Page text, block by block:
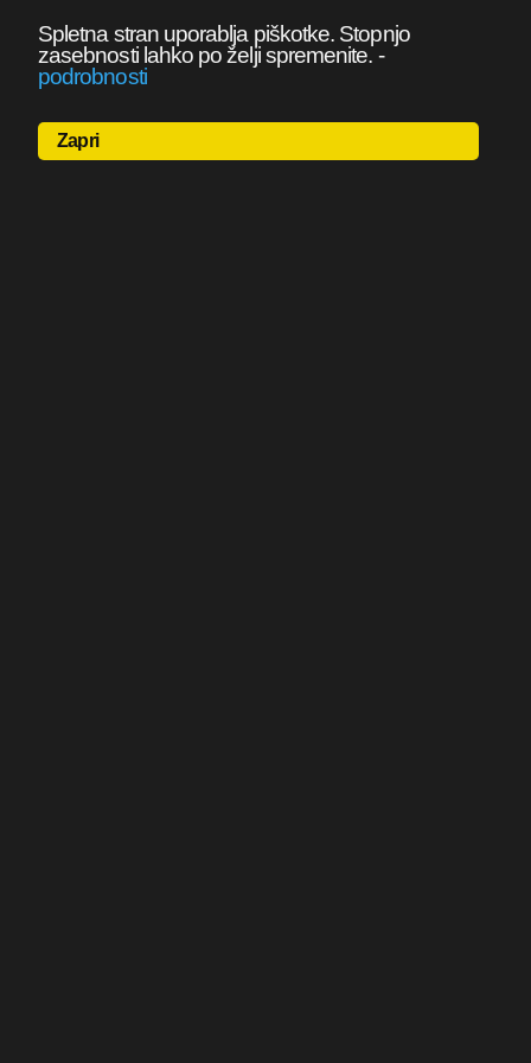
Spletna stran uporablja piškotke. Stopnjo
zasebnosti lahko po želji spremenite. -
podrobnosti
Zapri